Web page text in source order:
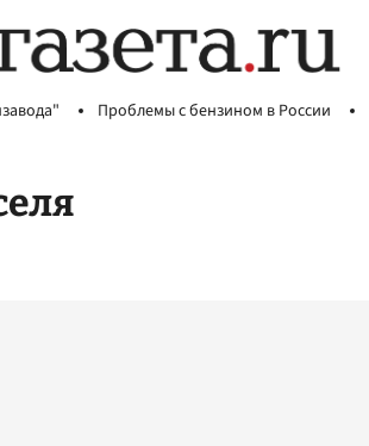
Проблемы с бензином в России